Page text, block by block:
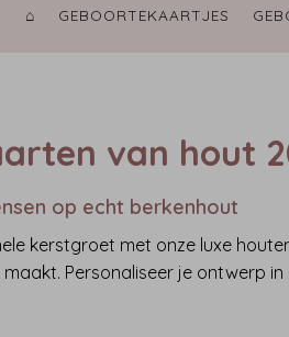
⌂ GEBOORTEKAARTJES
van hout
op echt berkenhout
kerstgroet met onze luxe
Personaliseer je ontwerp